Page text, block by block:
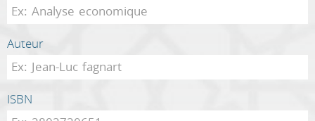
Auteur
ISBN